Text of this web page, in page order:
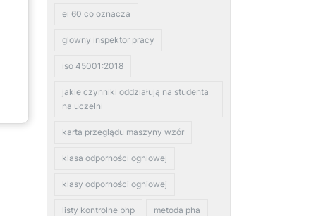
ei 60 co oznacza
glowny inspektor pracy
iso 45001:2018
jakie czynniki oddziałują na studenta
na uczelni
karta przeglądu maszyny wzór
klasa odporności ogniowej
klasy odporności ogniowej
listy kontrolne bhp metoda pha